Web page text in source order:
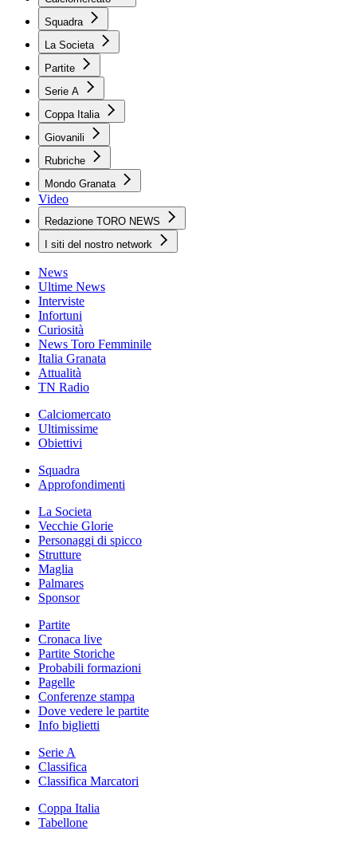
Squadra
La Societa
Partite
Serie A
Coppa Italia
Giovanili
Rubriche
Mondo Granata
Video
Redazione TORO NEWS
I siti del nostro network
News
Ultime News
Interviste
Infortuni
Curiosità
News Toro Femminile
Italia Granata
Attualità
TN Radio
Calciomercato
Ultimissime
Obiettivi
Squadra
Approfondimenti
La Societa
Vecchie Glorie
Personaggi di spicco
Strutture
Maglia
Palmares
Sponsor
Partite
Cronaca live
Partite Storiche
Probabili formazioni
Pagelle
Conferenze stampa
Dove vedere le partite
Info biglietti
Serie A
Classifica
Classifica Marcatori
Coppa Italia
Tabellone